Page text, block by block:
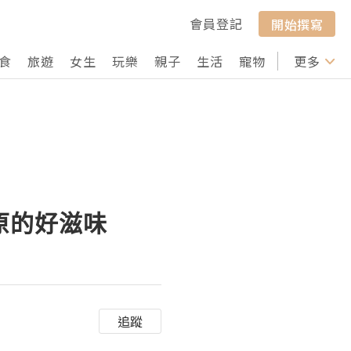
會員登記
開始撰寫
旅遊 女生 玩樂 親子 生活 寵物 行山 打卡
更多
的好滋味
追蹤